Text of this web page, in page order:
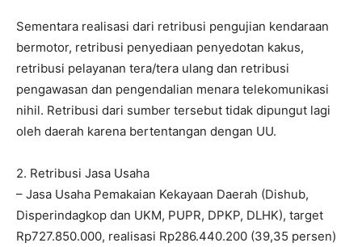
Sementara realisasi dari retribusi pengujian kendaraan
bermotor, retribusi penyediaan penyedotan kakus,
retribusi pelayanan tera/tera ulang dan retribusi
pengawasan dan pengendalian menara telekomunikasi
nihil. Retribusi dari sumber tersebut tidak dipungut lagi
oleh daerah karena bertentangan dengan UU.
2. Retribusi Jasa Usaha
– Jasa Usaha Pemakaian Kekayaan Daerah (Dishub,
Disperindagkop dan UKM, PUPR, DPKP, DLHK), target
Rp727.850.000, realisasi Rp286.440.200 (39,35 persen)